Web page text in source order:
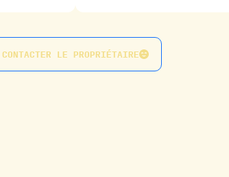
CONTACTER LE PROPRIÉTAIRE